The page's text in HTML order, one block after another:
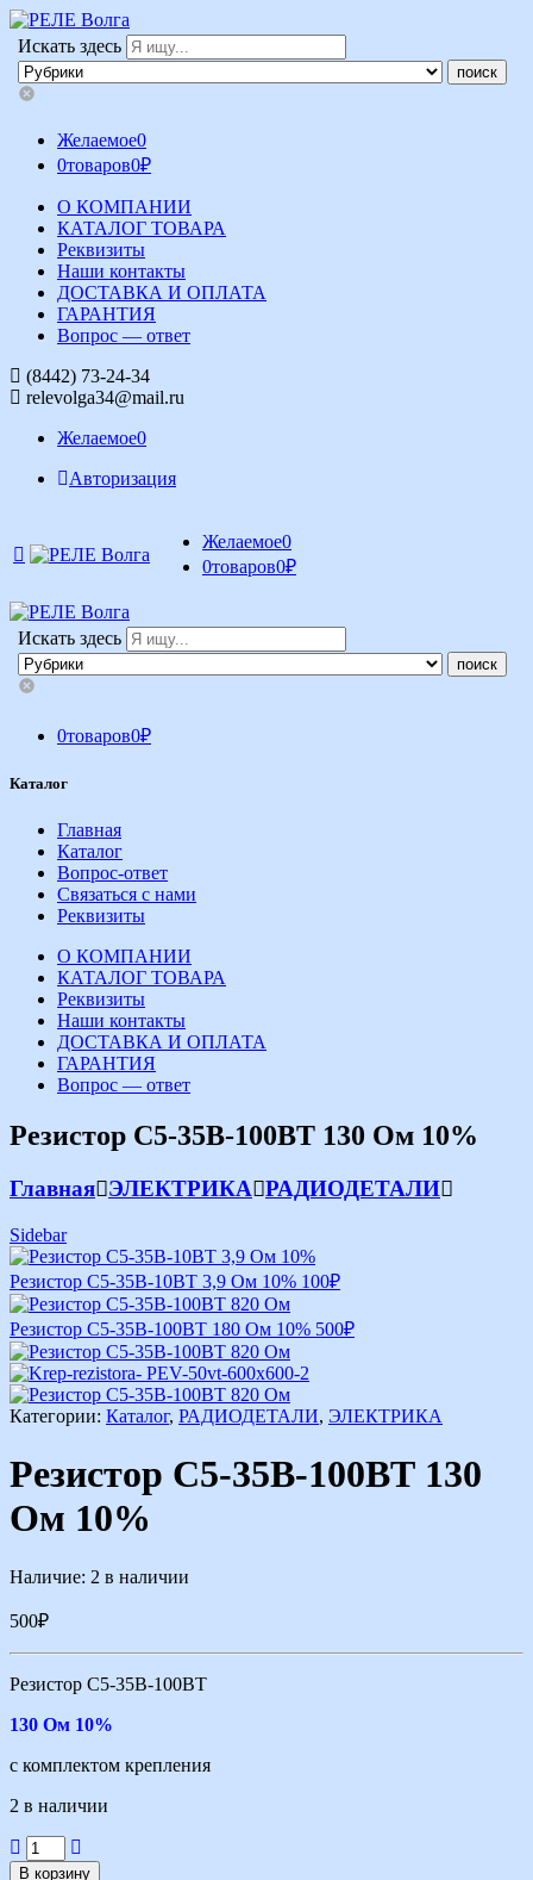
Искать здесь
Желаемое0
0товаров0₽
О КОМПАНИИ
КАТАЛОГ ТОВАРА
Реквизиты
Наши контакты
ДОСТАВКА И ОПЛАТА
ГАРАНТИЯ
Вопрос — ответ
(8442) 73-24-34
relevolga34@mail.ru
Желаемое0
Авторизация
Желаемое0
0товаров0₽
Искать здесь
0товаров0₽
Каталог
Главная
Каталог
Вопрос-ответ
Связаться с нами
Реквизиты
О КОМПАНИИ
КАТАЛОГ ТОВАРА
Реквизиты
Наши контакты
ДОСТАВКА И ОПЛАТА
ГАРАНТИЯ
Вопрос — ответ
Резистор С5-35В-100ВТ 130 Ом 10%
Главная ЭЛЕКТРИКА РАДИОДЕТАЛИ
Sidebar
Резистор С5-35В-10ВТ 3,9 Ом 10% 100₽
Резистор С5-35В-100ВТ 180 Ом 10% 500₽
Категории: Каталог, РАДИОДЕТАЛИ, ЭЛЕКТРИКА
Резистор С5-35В-100ВТ 130
Ом 10%
Наличие: 2 в наличии
500₽
Резистор С5-35В-100ВТ
130 Ом 10%
с комплектом крепления
2 в наличии
В корзину